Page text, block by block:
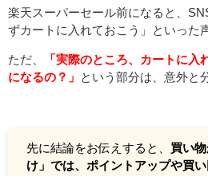
楽天スーパーセール前になると、
ずカートに入れておこう」といった
ただ、
「実際のところ、カートに
になるの？」
という部分は、意外と
先に結論をお伝えすると、 買い
け」では、ポイントアップや買